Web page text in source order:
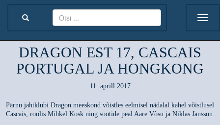
DRAGON EST 17, CASCAIS
PORTUGAL JA HONGKONG
11. aprill 2017
Pärnu jahtklubi Dragon meeskond võistles eelmisel nädalal kahel võistlusel
Cascais, roolis Mihkel Kosk ning sootide peal Aare Võsu ja Niklas Jansson.